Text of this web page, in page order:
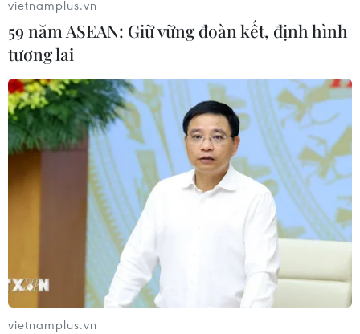
Huy chương của Olympic Tokyo 2020
được làm từ đồ điện tử tái chế
25/07/2019 01:35
Ban tổ chức Olympic Tokyo 2020 vừa ra mắt các loại
huy chương làm từ đồ điện tử tái chế được sử dụng tại
Thế vận hội lần này.
vietnamplus.vn
59 năm ASEAN: Giữ vững đoàn kết, định hình
tương lai
vietnamplus.vn